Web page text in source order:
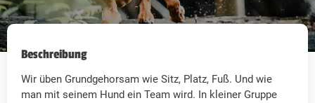
Beschreibung
Wir üben Grundgehorsam wie Sitz, Platz, Fuß. Und wie
man mit seinem Hund ein Team wird. In kleiner Gruppe